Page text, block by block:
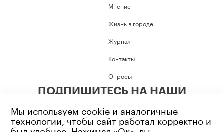
Мнение
Жизнь в городе
Журнал
Контакты
Опросы
ПОДПИШИТЕСЬ НА НАШИ
Мы используем cookie и аналогичные
технологии, чтобы сайт работал корректно и